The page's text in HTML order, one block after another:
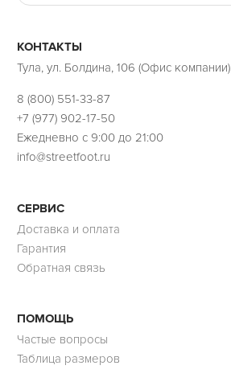
КОНТАКТЫ
Тула, ул. Болдина, 106 (Офис компании)
8 (800) 551-33-87
+7 (977) 902-17-50
Ежедневно с 9:00 до 21:00
info@streetfoot.ru
СЕРВИС
Доставка и оплата
Гарантия
Обратная связь
ПОМОЩЬ
Частые вопросы
Таблица размеров